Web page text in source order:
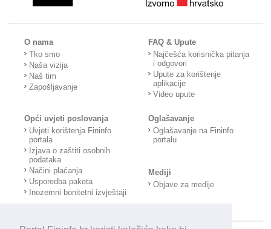
O nama
Tko smo
Naša vizija
Naš tim
Zapošljavanje
FAQ & Upute
Najčešća korisnička pitanja
i odgovori
Upute za korištenje
aplikacije
Video upute
Opći uvjeti poslovanja
Uvjeti korištenja Fininfo
portala
Izjava o zaštiti osobnih
podataka
Načini plaćanja
Usporedba paketa
Inozemni bonitetni izvještaji
Oglašavanje
Oglašavanje na Fininfo
portalu
Mediji
Objave za medije